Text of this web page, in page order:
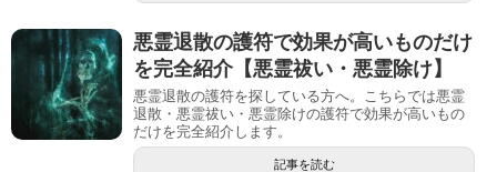
悪霊退散の護符で効果が高いものだけ
を完全紹介【悪霊祓い・悪霊除け】
悪霊退散の護符を探している方へ。こちらでは悪霊
退散・悪霊祓い・悪霊除けの護符で効果が高いもの
だけを完全紹介します。
記事を読む